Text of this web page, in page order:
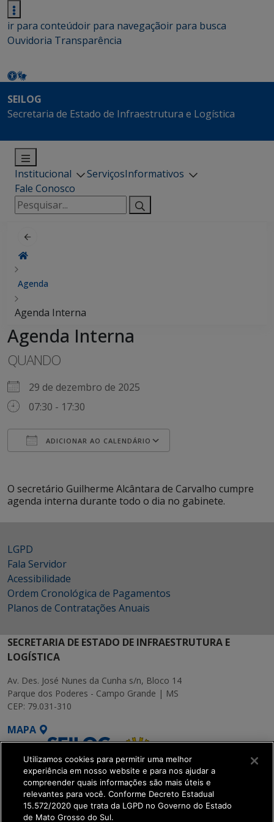
ir para conteúdoir para navegaçãoir para busca
Ouvidoria Transparência
SEILOG
Secretaria de Estado de Infraestrutura e Logística
Institucional ServiçosInformativos
Fale Conosco
Pesquisar
por:
Agenda
Agenda Interna
Agenda Interna
QUANDO
29 de dezembro de 2025
07:30 - 17:30
ADICIONAR AO CALENDÁRIO
O secretário Guilherme Alcântara de Carvalho cumpre
agenda interna durante todo o dia no gabinete.
LGPD
Fala Servidor
Acessibilidade
Ordem Cronológica de Pagamentos
Planos de Contratações Anuais
SECRETARIA DE ESTADO DE INFRAESTRUTURA E
LOGÍSTICA
Av. Des. José Nunes da Cunha s/n, Bloco 14
Parque dos Poderes - Campo Grande | MS
CEP: 79.031-310
MAPA
SETDIG | Secretaria-
Utilizamos cookies para permitir uma melhor
experiência em nosso website e para nos ajudar a
compreender quais informações são mais úteis e
relevantes para você. Conforme Decreto Estadual
15.572/2020 que trata da LGPD no Governo do Estado
de Mato Grosso do Sul.